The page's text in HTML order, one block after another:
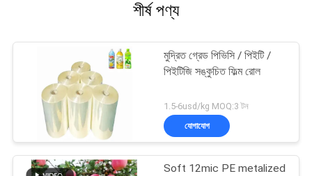
শীর্ষ পণ্য
মুদ্রিত গ্রেড পিভিসি / পিইটি /
পিইটিজি সঙ্কুচিত ফিল্ম রোল
1.5-6usd/kg MOQ:3 টন
যোগাযোগ
Soft 12mic PE metalized